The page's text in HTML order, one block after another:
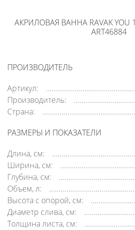
АКРИЛОВАЯ ВАННА RAVAK YOU
ART46884
ПРОИЗВОДИТЕЛЬ
Артикул:
Производитель:
Страна:
РАЗМЕРЫ И ПОКАЗАТЕЛИ
Длина, см:
Ширина, см:
Глубина, см:
Объем, л:
Высота с опорой, см:
Диаметр слива, см:
Толщина листа, см: